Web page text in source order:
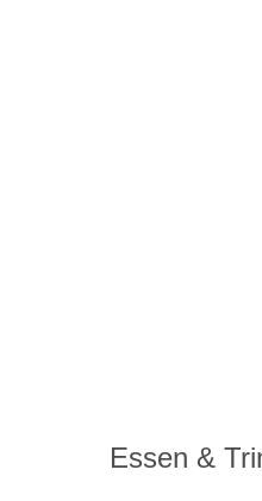
Essen &